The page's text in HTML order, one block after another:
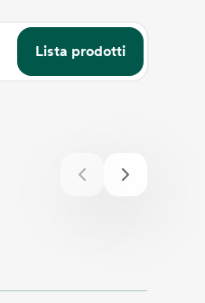
Lista prodotti